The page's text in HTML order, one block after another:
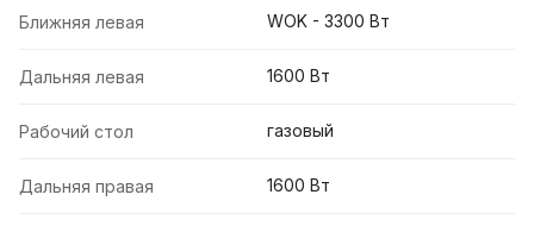
Ближняя левая WOK - 3300 Вт
Дальняя левая 1600 Вт
Рабочий стол газовый
Дальняя правая 1600 Вт